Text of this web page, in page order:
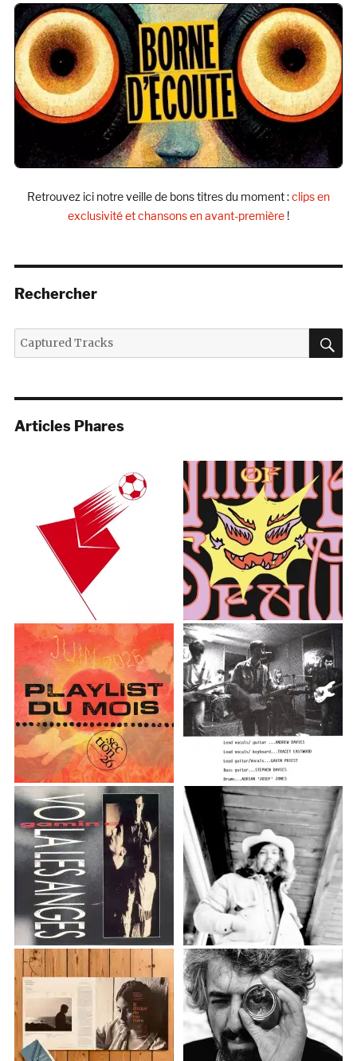
Retrouvez ici notre veille de bons titres du moment :clips en
exclusivité et chansons en avant-première !
Rechercher
Recherche
pour :
Articles Phares